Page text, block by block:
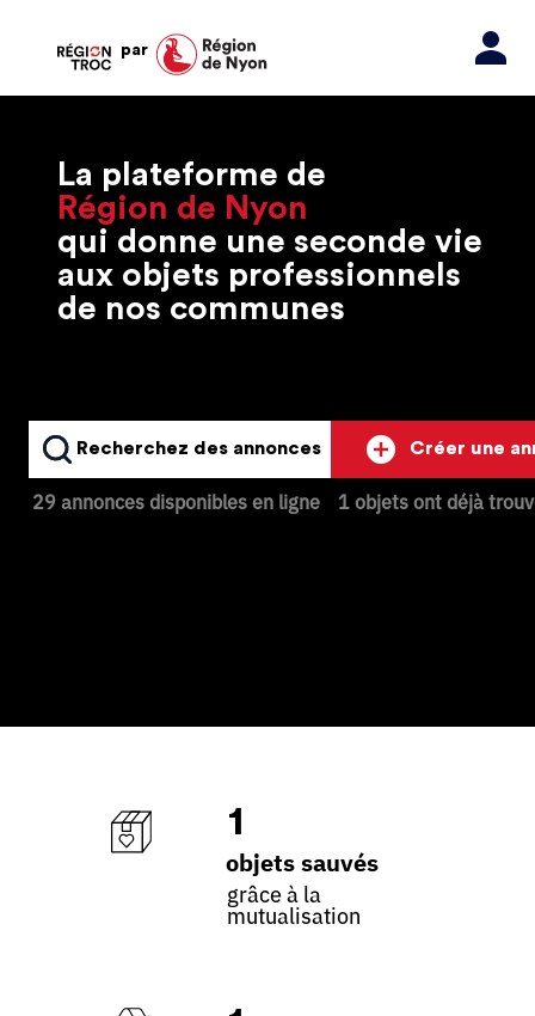
par
La plateforme de
Région de Nyon
qui donne une seconde vie
aux objets professionnels
de nos communes
Recherchez des annonces
29 annonces disponibles en ligne
Créer une
1 objets ont déjà
1
objets sauvés
grâce à la
mutualisation